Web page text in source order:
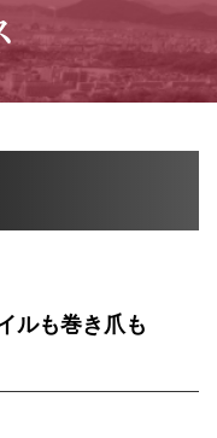
ルも巻き爪も